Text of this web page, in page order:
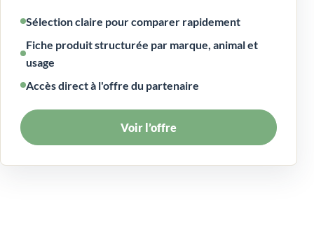
Sélection claire pour comparer rapidement
Fiche produit structurée par marque, animal et
usage
Accès direct à l'offre du partenaire
Voir l’offre